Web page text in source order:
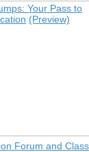
Your Pass to
(Preview)
Forum and